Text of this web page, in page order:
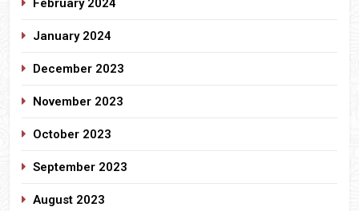
January 2024
December 2023
November 2023
October 2023
September 2023
August 2023